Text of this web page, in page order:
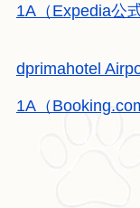
1A（Expedia公
dprimahotel
1A（